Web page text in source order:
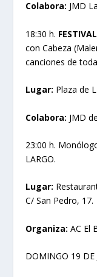
Colabora: JMD
18:30 h.
con Cabeza
canciones de
Lugar: Plaza de
Colabora: JMD
23:00 h.
LARGO.
Lugar:
C/ San Pedro, 17.
Organiza:AC El
DOMINGO 19 DE